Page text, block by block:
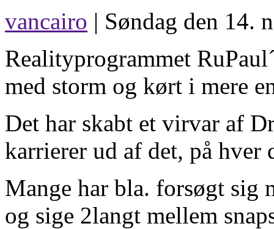
vancairo | Søndag den 14.
Realityprogrammet
med storm og kørt i mere
Det har skabt et virvar af
karrierer ud af det, på hver
Mange har bla. forsøgt sig
og sige 2langt mellem